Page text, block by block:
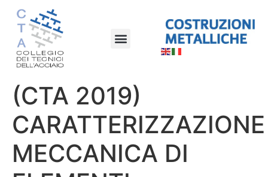
(CTA 2019)
CARATTERIZZAZIONE
MECCANICA DI